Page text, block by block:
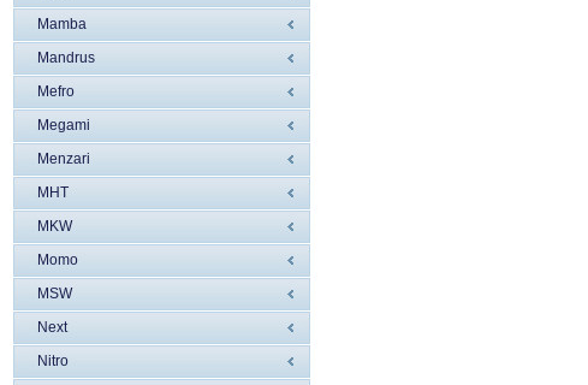
Mamba
Mandrus
Mefro
Megami
Menzari
MHT
MKW
Momo
MSW
Next
Nitro